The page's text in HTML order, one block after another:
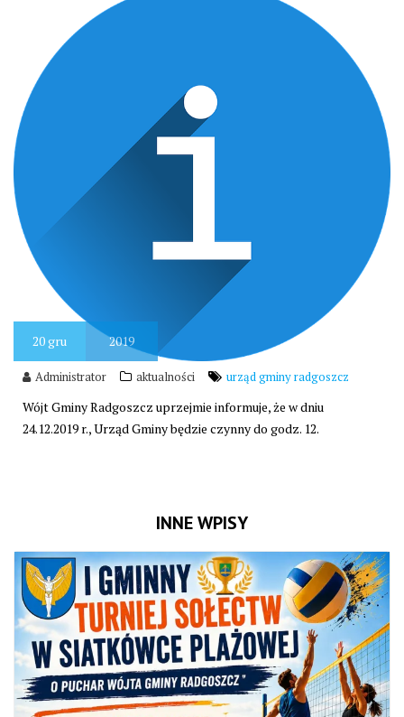
20gru 2019
Administrator aktualności urząd gminy radgoszcz
Wójt Gminy Radgoszcz uprzejmie informuje, że w dniu
24.12.2019 r., Urząd Gminy będzie czynny do godz. 12.
INNE WPISY